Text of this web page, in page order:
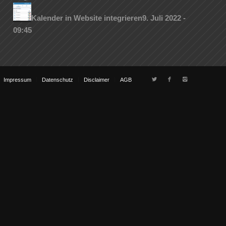
Kalender in Website integrieren9. Juli 2022 -
09:45
Impressum Datenschutz Disclaimer AGB